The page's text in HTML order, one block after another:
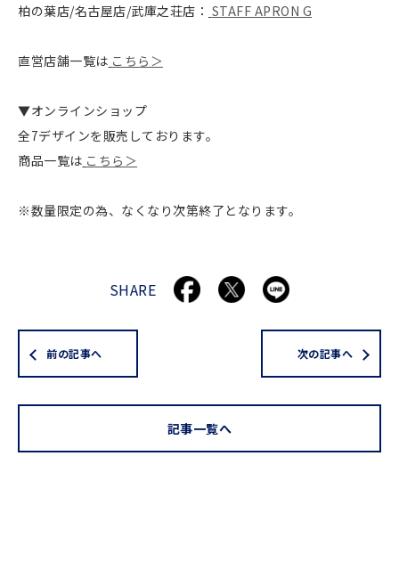
柏の葉店/名古屋店/武庫之荘店： STAFF APRON G
直営店舗一覧は こちら＞
▼オンラインショップ
全7デザインを販売しております。
商品一覧は こちら＞
※数量限定の為、なくなり次第終了となります。
SHARE
前の記事へ
記事一覧へ
次の記事へ